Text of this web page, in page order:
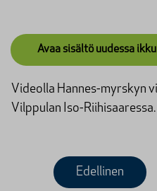
Avaa sisältö uudessa
Videolla Hannes-myrskyn
Vilppulan Iso-Riihisaaressa.
Edellinen